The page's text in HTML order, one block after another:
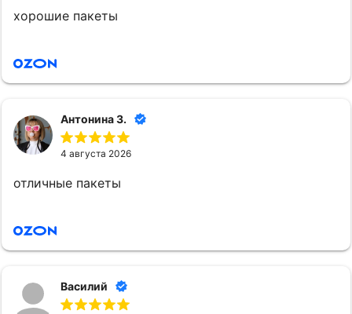
хорошие пакеты
Антонина З.
4 августа 2026
отличные пакеты
Bасилий